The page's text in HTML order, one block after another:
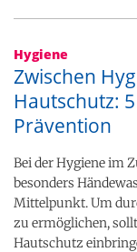
Hygiene
Zwischen
Hautschutz:
Prävention
Bei der Hygiene im
besonders
Mittelpunkt. Um
zu ermöglichen,
Hautschutz